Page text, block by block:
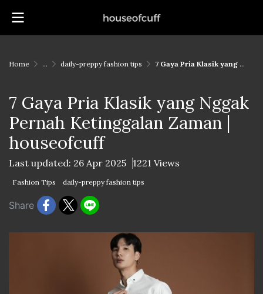
Home ... daily-preppy fashion tips 7 Gaya Pria Klasik yang Nggak Pernah Ketinggalan Zaman | houseofcuff
7 Gaya Pria Klasik yang Nggak
Pernah Ketinggalan Zaman |
houseofcuff
Last updated: 26 Apr 2025 1221 Views
Fashion Tips daily-preppy fashion tips
Share